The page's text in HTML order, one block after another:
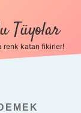
Tüyolar
renk katan fikirler!